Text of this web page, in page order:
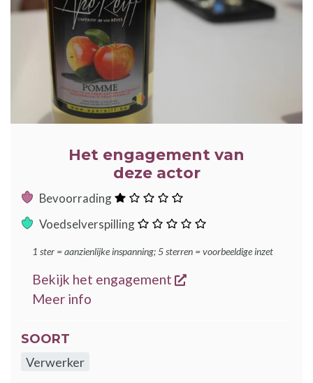
Het engagement van
deze actor
Bevoorrading
Voedselverspilling
1 ster = aanzienlijke inspanning; 5 sterren = voorbeeldige inzet
Bekijk het engagement
opent een nieuw
Meer info
SOORT
Verwerker